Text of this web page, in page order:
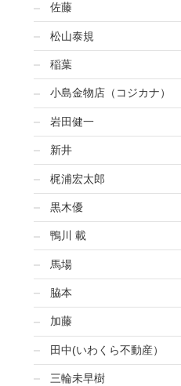
佐藤
松山泰規
稲葉
小島金物店（コジカナ）
岩田健一
新井
梶浦宏太郎
黒木優
鴨川 載
馬場
脇本
加藤
田中(いわくら不動産）
三輪未早樹